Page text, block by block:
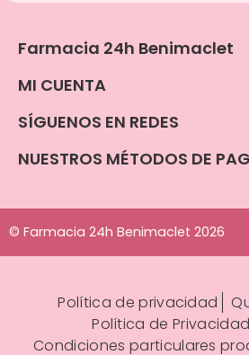
Farmacia 24h Benimaclet
MI CUENTA
SÍGUENOS EN REDES
NUESTROS MÉTODOS DE
© Farmacia 24h Benimaclet 2026
Política de privacidad
Política de Privacidad
Condiciones particulares